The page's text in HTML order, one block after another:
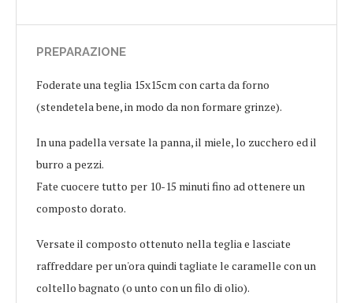
PREPARAZIONE
Foderate una teglia 15x15cm con carta da forno
(stendetela bene, in modo da non formare grinze).
In una padella versate la panna, il miele, lo zucchero ed il
burro a pezzi.
Fate cuocere tutto per 10-15 minuti fino ad ottenere un
composto dorato.
Versate il composto ottenuto nella teglia e lasciate
raffreddare per un'ora quindi tagliate le caramelle con un
coltello bagnato (o unto con un filo di olio).